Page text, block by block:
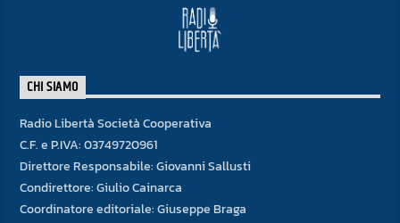
CHI SIAMO
Radio Libertà Società Cooperativa
C.F. e P.IVA: 03749720961
Direttore Responsabile: Giovanni Sallusti
Condirettore: Giulio Cainarca
Coordinatore editoriale: Giuseppe Braga